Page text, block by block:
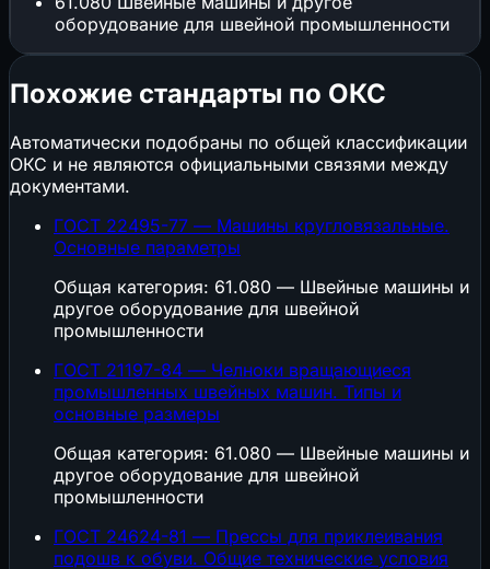
оборудование для швейной промышленности
Похожие стандарты по ОКС
Автоматически подобраны по общей классификации
ОКС и не являются официальными связями между
документами.
ГОСТ 22495-77 — Машины кругловязальные.
Основные параметры
Общая категория: 61.080 — Швейные машины и
другое оборудование для швейной
промышленности
ГОСТ 21197-84 — Челноки вращающиеся
промышленных швейных машин. Типы и
основные размеры
Общая категория: 61.080 — Швейные машины и
другое оборудование для швейной
промышленности
ГОСТ 24624-81 — Прессы для приклеивания
подошв к обуви. Общие технические условия